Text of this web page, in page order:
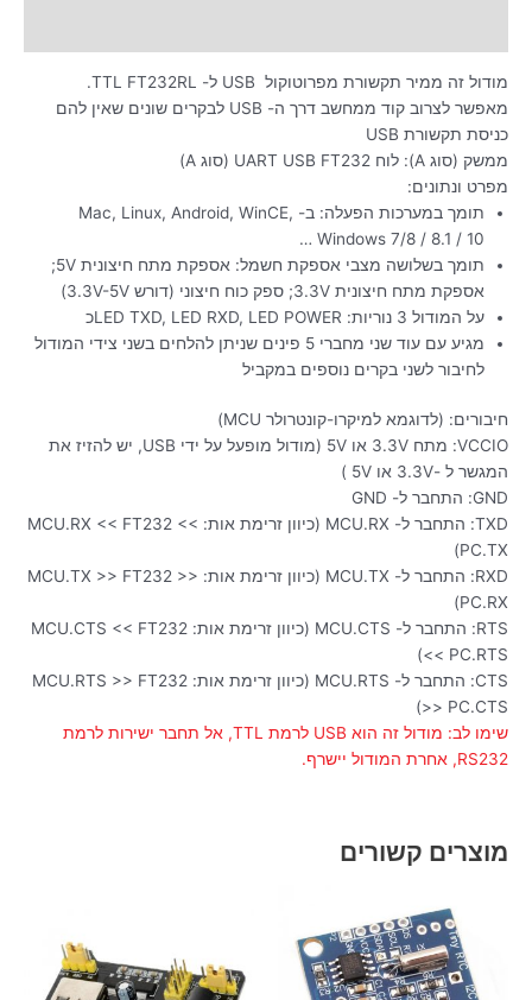
מודול זה ממיר תקשורת מפרוטוקול USB ל- TTL FT232RL.
מאפשר לצרוב קוד ממחשב דרך ה- USB לבקרים שונים שאין להם
כניסת תקשורת USB
ממשק (סוג A): לוח UART USB FT232 (סוג A)
מפרט ונתונים:
תומך במערכות הפעלה: ב- Mac, Linux, Android, WinCE,
Windows 7/8 / 8.1 / 10 …
תומך בשלושה מצבי אספקת חשמל: אספקת מתח חיצונית 5V;
אספקת מתח חיצונית 3.3V; ספק כוח חיצוני (דורש 3.3V-5V)
על המודול 3 נוריות: LED TXD, LED RXD, LED POWERכ
מגיע עם עוד שני מחברי 5 פינים שניתן להלחים בשני צידי המודול
לחיבור לשני בקרים נוספים במקביל
חיבורים: (לדוגמא למיקרו-קונטרולר MCU)
VCCIO: מתח 3.3V או 5V (מודול מופעל על ידי USB, יש להזיז את
המגשר ל -3.3V או 5V )
GND: התחבר ל- GND
TXD: התחבר ל- MCU.RX (כיוון זרימת אות: MCU.RX << FT232 <<
PC.TX)
RXD: התחבר ל- MCU.TX (כיוון זרימת אות: MCU.TX >> FT232 >>
PC.RX)
RTS: התחבר ל- MCU.CTS (כיוון זרימת אות: MCU.CTS << FT232
<< PC.RTS)
CTS: התחבר ל- MCU.RTS (כיוון זרימת אות: MCU.RTS >> FT232
>> PC.CTS)
שימו לב: מודול זה הוא USB לרמת TTL, אל תחבר ישירות לרמת
RS232, אחרת המודול יישרף.
מוצרים קשורים